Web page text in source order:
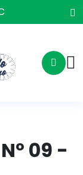
09 -